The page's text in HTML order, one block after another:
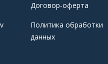
Договор-оферта
Политика обработки
данных